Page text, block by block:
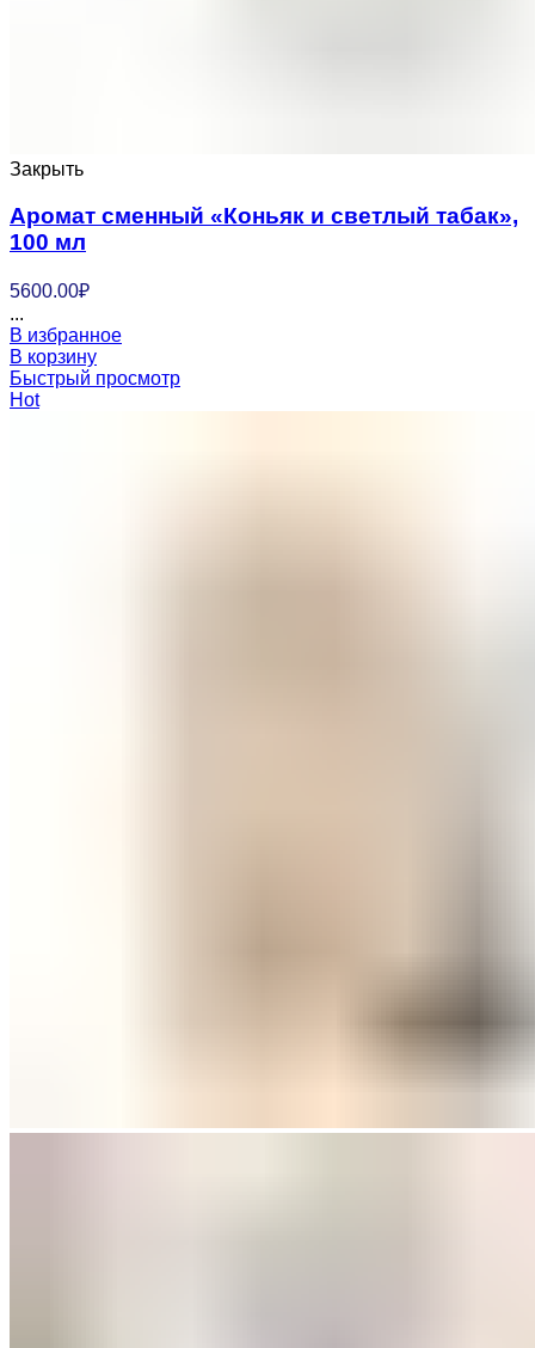
Закрыть
Аромат сменный «Коньяк и светлый табак»,
100 мл
5600.00₽
...
В избранное
В корзину
Быстрый просмотр
Hot